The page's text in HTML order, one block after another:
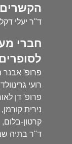
ד"ר יעלי
חברי
פרופ' אבנר
רועי
פרופ' דן
נירית
קרטון-
ד"ר בתיה